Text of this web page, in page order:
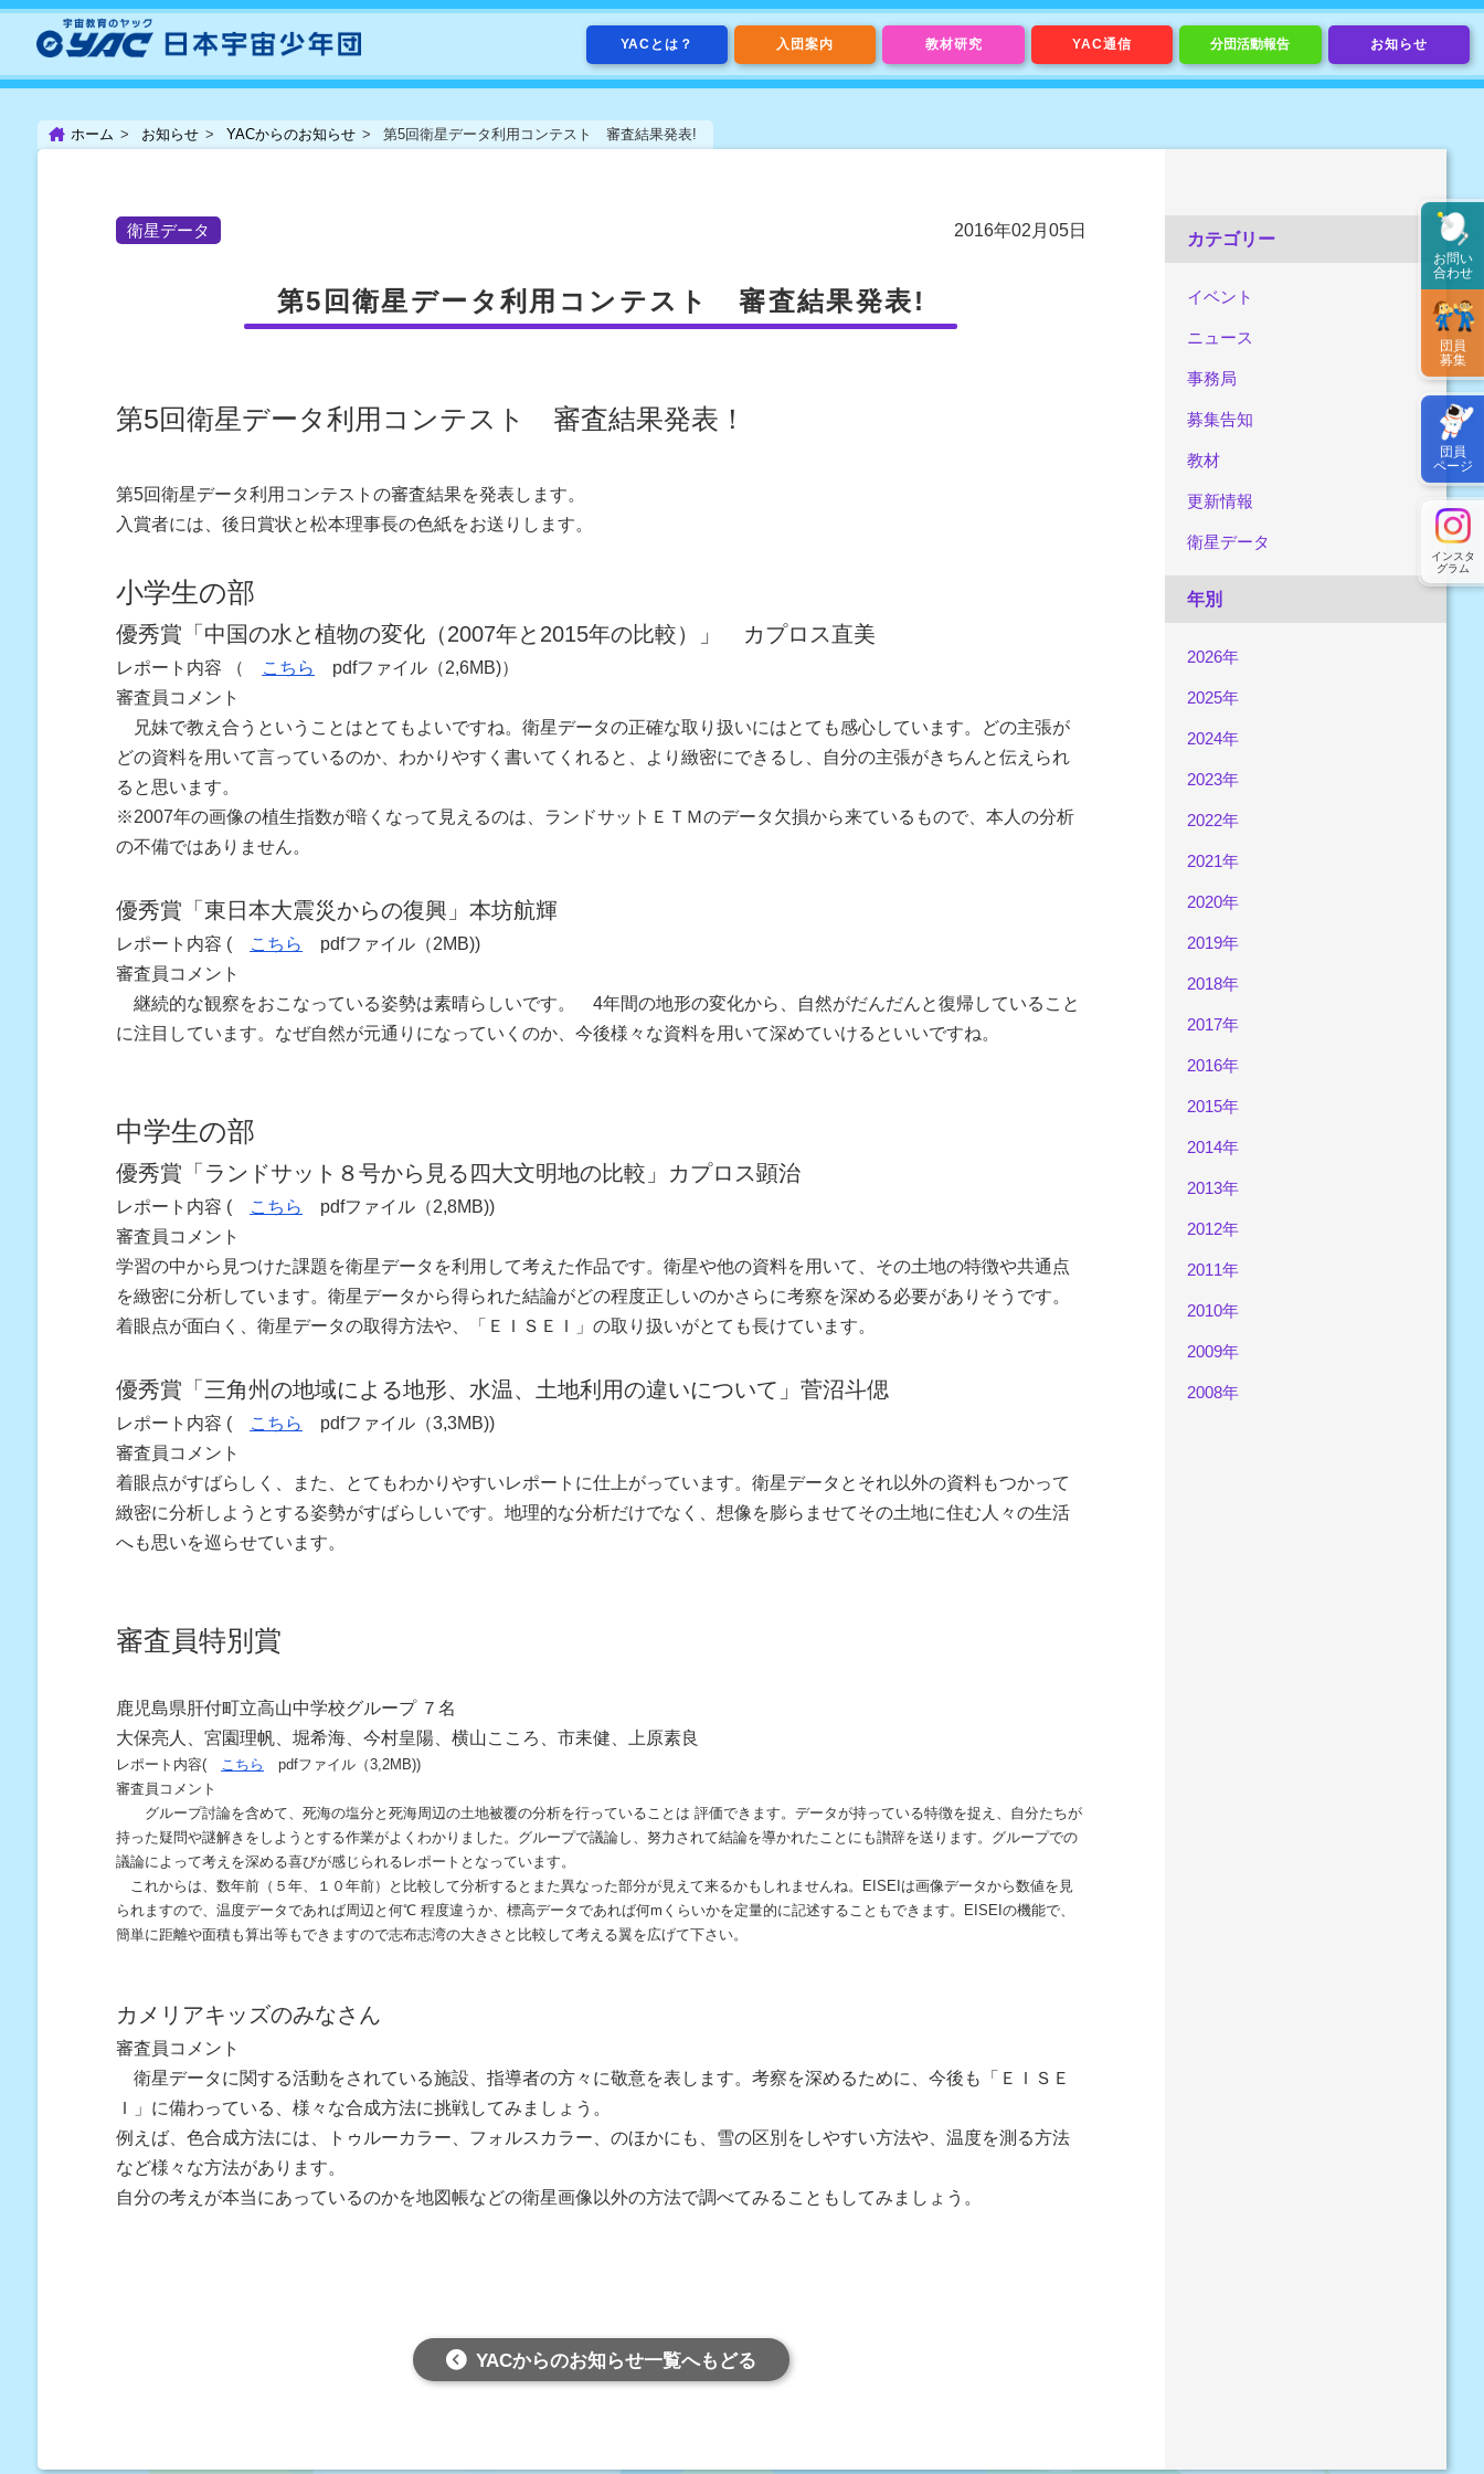
YACとは？ 入団案内 教材研究 YAC通信 分団活動報告 お知らせ
お問い
合わせ
団員
募集
団員
ページ
インスタ
グラム
ホーム お知らせ YACからのお知らせ 第5回衛星データ利用コンテスト 審査結果発表!
衛星データ 2016年02月05日
第5回衛星データ利用コンテスト 審査結果発表!
第5回衛星データ利用コンテスト 審査結果発表！
第5回衛星データ利用コンテストの審査結果を発表します。
入賞者には、後日賞状と松本理事長の色紙をお送りします。
小学生の部
優秀賞「中国の水と植物の変化（2007年と2015年の比較）」 カプロス直美
レポート内容 （ こちら
pdfファイル（2,6MB)）
審査員コメント
兄妹で教え合うということはとてもよいですね。衛星データの正確な取り扱いにはとても感心しています。どの主張が
どの資料を用いて言っているのか、わかりやすく書いてくれると、より緻密にできるし、自分の主張がきちんと伝えられ
ると思います。
※2007年の画像の植生指数が暗くなって見えるのは、ランドサットＥＴＭのデータ欠損から来ているもので、本人の分析
の不備ではありません。
優秀賞「東日本大震災からの復興」本坊航輝
レポート内容 ( こちら
pdfファイル（2MB))
審査員コメント
継続的な観察をおこなっている姿勢は素晴らしいです。 4年間の地形の変化から、自然がだんだんと復帰していること
に注目しています。なぜ自然が元通りになっていくのか、今後様々な資料を用いて深めていけるといいですね。
中学生の部
優秀賞「ランドサット８号から見る四大文明地の比較」カプロス顕治
レポート内容 ( こちら
pdfファイル（2,8MB))
審査員コメント
学習の中から見つけた課題を衛星データを利用して考えた作品です。衛星や他の資料を用いて、その土地の特徴や共通点
を緻密に分析しています。衛星データから得られた結論がどの程度正しいのかさらに考察を深める必要がありそうです。
着眼点が面白く、衛星データの取得方法や、「ＥＩＳＥＩ」の取り扱いがとても長けています。
優秀賞「三角州の地域による地形、水温、土地利用の違いについて」菅沼斗偲
レポート内容 ( こちら
pdfファイル（3,3MB))
審査員コメント
着眼点がすばらしく、また、とてもわかりやすいレポートに仕上がっています。衛星データとそれ以外の資料もつかって
緻密に分析しようとする姿勢がすばらしいです。地理的な分析だけでなく、想像を膨らませてその土地に住む人々の生活
へも思いを巡らせています。
審査員特別賞
鹿児島県肝付町立高山中学校グループ ７名
大保亮人、宮園理帆、堀希海、今村皇陽、横山こころ、市耒健、上原素良
レポート内容( こちら
pdfファイル（3,2MB))
審査員コメント
グループ討論を含めて、死海の塩分と死海周辺の土地被覆の分析を行っていることは 評価できます。データが持っている特徴を捉え、自分たちが
持った疑問や謎解きをしようとする作業がよくわかりました。グループで議論し、努力されて結論を導かれたことにも讃辞を送ります。グループでの
議論によって考えを深める喜びが感じられるレポートとなっています。
これからは、数年前（５年、１０年前）と比較して分析するとまた異なった部分が見えて来るかもしれませんね。EISEIは画像データから数値を見
られますので、温度データであれば周辺と何℃ 程度違うか、標高データであれば何mくらいかを定量的に記述することもできます。EISEIの機能で、
簡単に距離や面積も算出等もできますので志布志湾の大きさと比較して考える翼を広げて下さい。
カメリアキッズのみなさん
審査員コメント
衛星データに関する活動をされている施設、指導者の方々に敬意を表します。考察を深めるために、今後も「ＥＩＳＥ
Ｉ」に備わっている、様々な合成方法に挑戦してみましょう。
例えば、色合成方法には、トゥルーカラー、フォルスカラー、のほかにも、雪の区別をしやすい方法や、温度を測る方法
など様々な方法があります。
自分の考えが本当にあっているのかを地図帳などの衛星画像以外の方法で調べてみることもしてみましょう。
YACからのお知らせ一覧へもどる
カテゴリー
イベント
ニュース
事務局
募集告知
教材
更新情報
衛星データ
年別
2026年
2025年
2024年
2023年
2022年
2021年
2020年
2019年
2018年
2017年
2016年
2015年
2014年
2013年
2012年
2011年
2010年
2009年
2008年